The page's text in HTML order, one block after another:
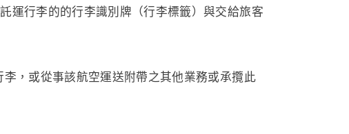
運行李的的行李識別牌（行李標籤）與交給旅客
，或從事該航空運送附帶之其他業務或承攬此